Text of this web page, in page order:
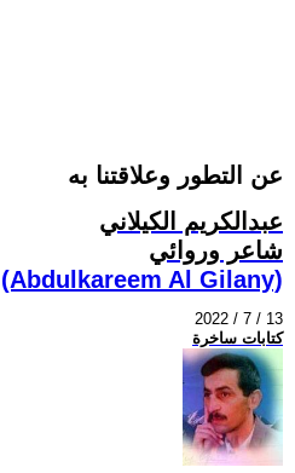
عن التطور وعلاقتنا به
عبدالكريم الكيلاني
شاعر وروائي
(Abdulkareem Al Gilany)
2022 / 7 / 13
كتابات ساخرة